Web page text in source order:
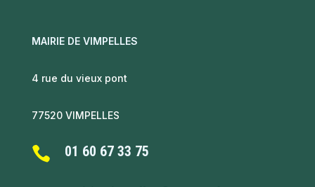
MAIRIE DE VIMPELLES
4 rue du vieux pont
77520 VIMPELLES
 01 60 67 33 75